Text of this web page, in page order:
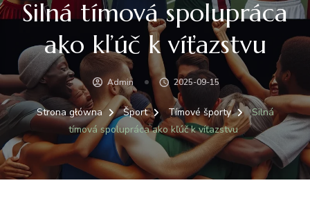
Silná tímová spolupráca
ako kľúč k víťazstvu
Admin 2025-09-15
Strona główna Šport Tímové športy
Silná
tímová spolupráca ako kľúč k víťazstvu